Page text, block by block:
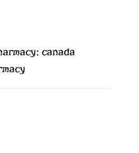
canada